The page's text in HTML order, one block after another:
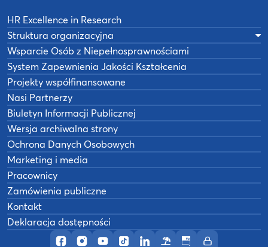
HR Excellence in Research
Struktura organizacyjna
Wsparcie Osób z Niepełnosprawnościami
System Zapewnienia Jakości Kształcenia
Projekty współfinansowane
Nasi Partnerzy
Biuletyn Informacji Publicznej
Wersja archiwalna strony
Ochrona Danych Osobowych
Marketing i media
Pracownicy
Zamówienia publiczne
Kontakt
Deklaracja dostępności